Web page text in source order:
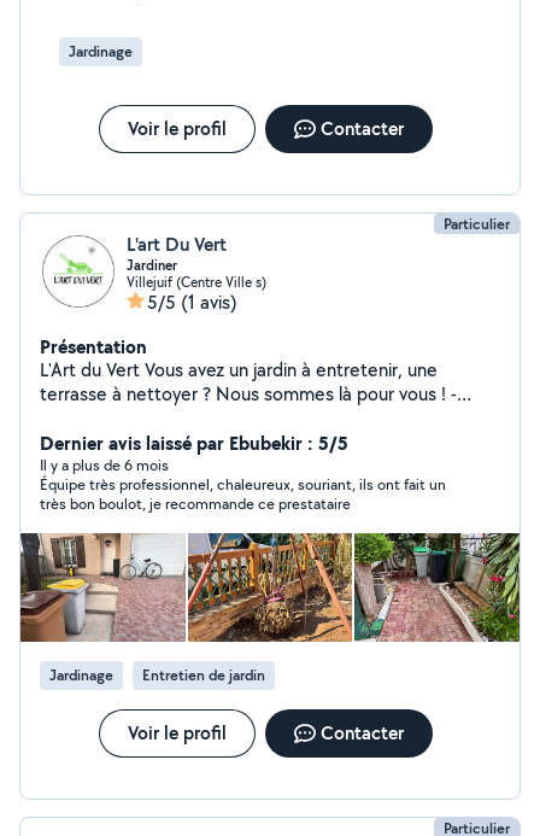
Jardinage
Voir le profil Contacter
Particulier
L'art Du Vert
Jardiner
Villejuif (Centre Ville s)
5/5 (1 avis)
Présentation
L'Art du Vert Vous avez un jardin à entretenir, une
terrasse à nettoyer ? Nous sommes là pour vous ! -
jardin qui respire ! - Nettoyage de terrasse : Fini les
mousses et salissures, on redonne à votre terrasse son
éclat grâce à un nettoyage au karcher, tout propre, tout
neuf ! -Taille de haie : Pour des haies nettes et bien
formées, sans souci ! -Entretien général de jardin : Un
coup de main pour tous vos travaux de jardinage :
désherbage, plantations, etc. - Dessouchage : Nous
retirons toutes vos racines On travaille avec soin et à
votre rythme, pour un résultat qui vous fera sourire !
Disponible dans toute l'IDF N'hésitez pas à nous
contacter pour un devis ou plus d'infos. On est là pour
vous aider !
Dernier avis laissé par Ebubekir : 5/5
Il y a plus de 6 mois
Équipe très professionnel, chaleureux, souriant, ils ont fait un
très bon boulot, je recommande ce prestataire
Jardinage Entretien de jardin
Voir le profil Contacter
Particulier